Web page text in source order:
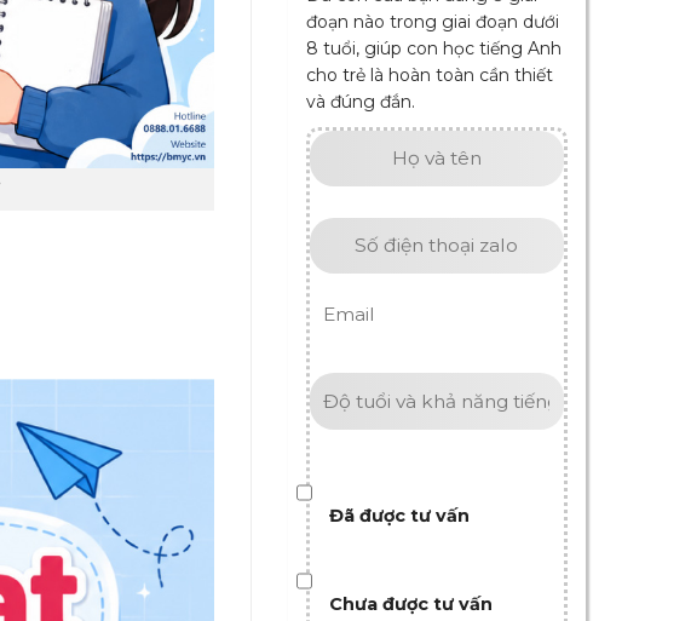
đoạn nào trong giai đoạn dưới
8 tuổi, giúp con học tiếng Anh
cho trẻ là hoàn toàn cần thiết
và đúng đắn.
Đã được tư vấn
Chưa được tư vấn